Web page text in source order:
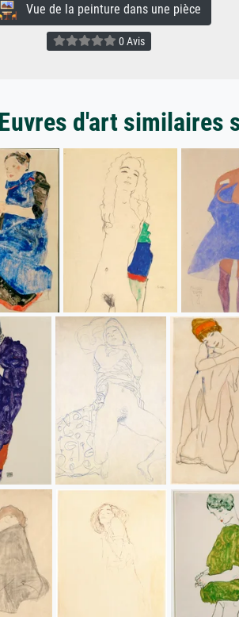
Vue de la peinture dans une pièce
0 Avis
d'art similaires